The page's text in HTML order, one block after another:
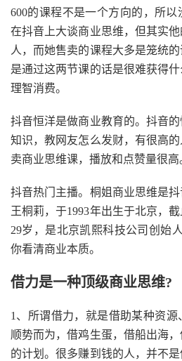
600的课程不是一个方向的，所
在抖音上大谈商业思维，但其实
人，而她售卖的课程大多是笼统
是通过这两节课的话是很难获得
理智消费。
抖音恒洋是做商业教育的。抖音
知识，教网友怎么发财，有很高
卖商业思维课，播放和点赞量很高
抖音热门主播。桐姐商业思维是
王桐莉，于1993年出生于北京，
29岁，是北京凯熙科技公司创始
你看清商业本质。
借力是一种顶级商业思维?
1、所谓借力，就是借助某种资源
顺势而为，借鸡生蛋，借船出海
的计划。很多赚到钱的人，并不